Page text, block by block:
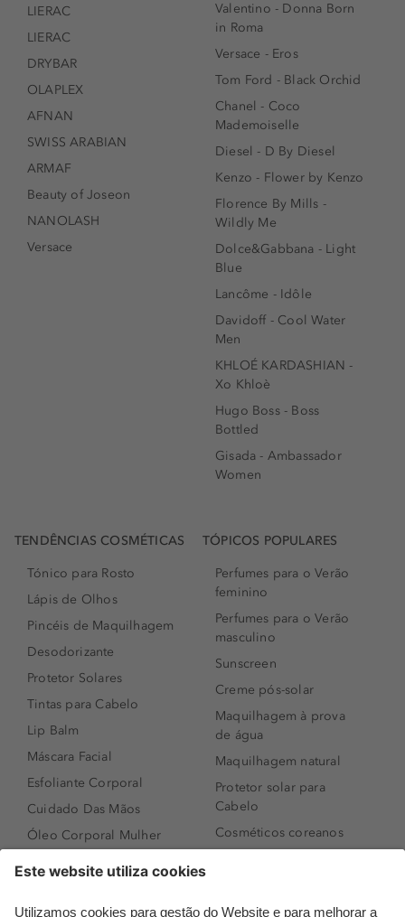
LIERAC
LIERAC
DRYBAR
OLAPLEX
AFNAN
SWISS ARABIAN
ARMAF
Beauty of Joseon
NANOLASH
Versace
Valentino - Donna Born
in Roma
Versace - Eros
Tom Ford - Black Orchid
Chanel - Coco
Mademoiselle
Diesel - D By Diesel
Kenzo - Flower by Kenzo
Florence By Mills -
Wildly Me
Dolce&Gabbana - Light
Blue
Lancôme - Idôle
Davidoff - Cool Water
Men
KHLOÉ KARDASHIAN -
Xo Khloè
Hugo Boss - Boss
Bottled
Gisada - Ambassador
Women
TENDÊNCIAS COSMÉTICAS
Tónico para Rosto
Lápis de Olhos
Pincéis de Maquilhagem
Desodorizante
Protetor Solares
Tintas para Cabelo
Lip Balm
Máscara Facial
Esfoliante Corporal
Cuidado Das Mãos
Óleo Corporal Mulher
TÓPICOS POPULARES
Perfumes para o Verão
feminino
Perfumes para o Verão
masculino
Sunscreen
Creme pós-solar
Maquilhagem à prova
de água
Maquilhagem natural
Protetor solar para
Cabelo
Cosméticos coreanos
Perfumes árabes